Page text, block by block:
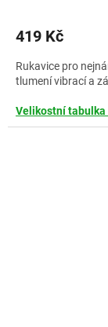
419 Kč
Rukavice pro
tlumení vibrací a
Velikostní tabulka